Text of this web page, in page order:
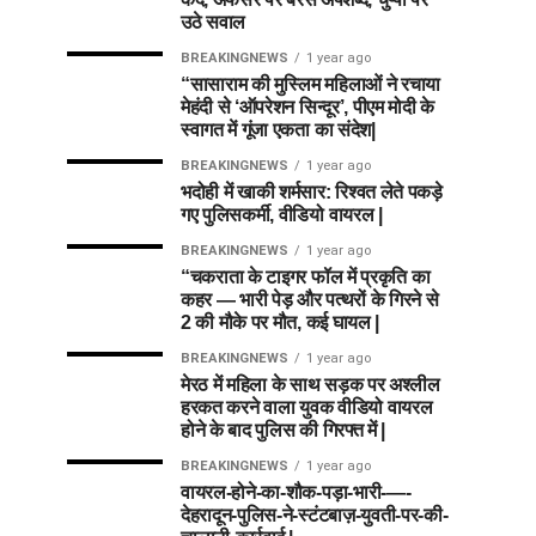
उठे सवाल
BREAKINGNEWS 1 year ago
“सासाराम की मुस्लिम महिलाओं ने रचाया
मेहंदी से ‘ऑपरेशन सिन्दूर’, पीएम मोदी के
स्वागत में गूंजा एकता का संदेश|
BREAKINGNEWS 1 year ago
भदोही में खाकी शर्मसार: रिश्वत लेते पकड़े
गए पुलिसकर्मी, वीडियो वायरल |
BREAKINGNEWS 1 year ago
“चकराता के टाइगर फॉल में प्रकृति का
कहर — भारी पेड़ और पत्थरों के गिरने से
2 की मौके पर मौत, कई घायल |
BREAKINGNEWS 1 year ago
मेरठ में महिला के साथ सड़क पर अश्लील
हरकत करने वाला युवक वीडियो वायरल
होने के बाद पुलिस की गिरफ्त में |
BREAKINGNEWS 1 year ago
वायरल-होने-का-शौक-पड़ा-भारी-—-
देहरादून-पुलिस-ने-स्टंटबाज़-युवती-पर-की-